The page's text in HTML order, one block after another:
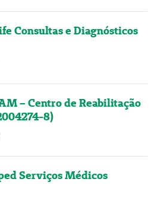
Consultas e Diagnósticos
– Centro de Reabilitação
8)
Serviços Médicos